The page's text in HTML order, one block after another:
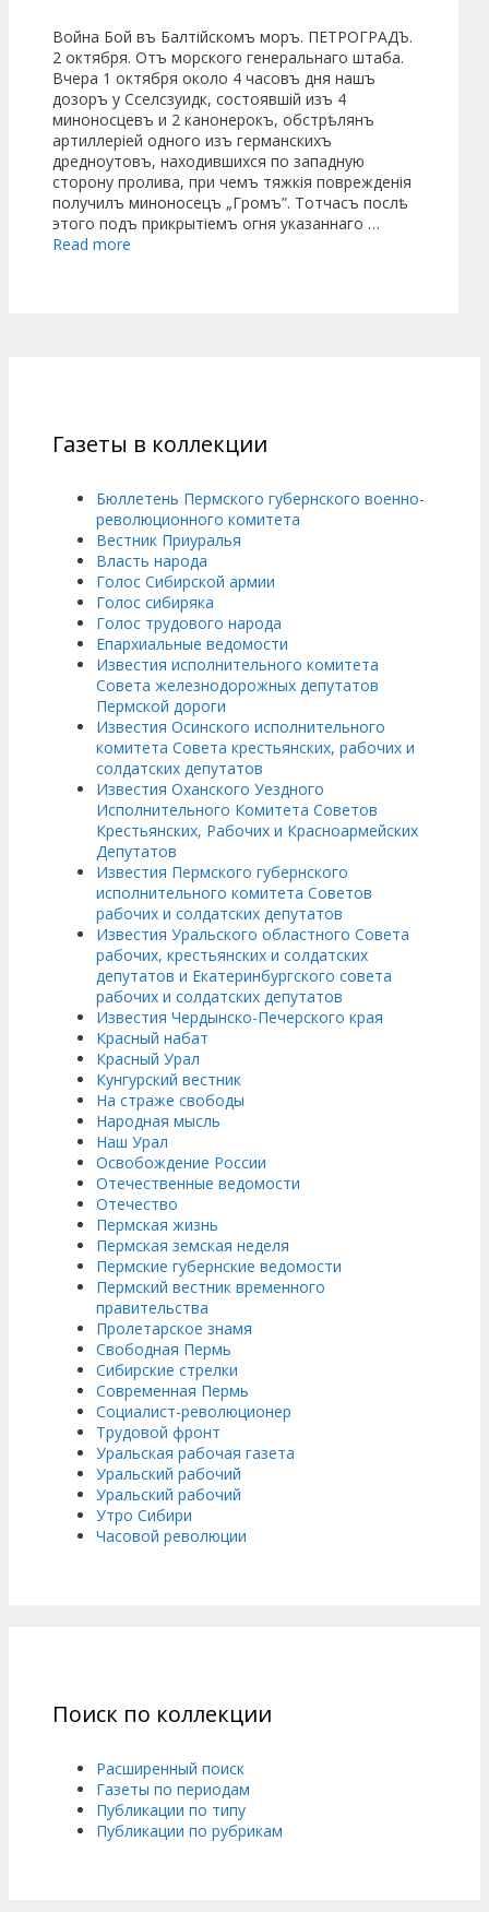
Война Бой въ Балтійскомъ моръ. ПЕТРОГРАДЪ.
2 октября. Отъ морского генеральнаго штаба.
Вчера 1 октября около 4 часовъ дня нашъ
дозоръ у Сселсзуидк, состоявшій изъ 4
миноносцевъ и 2 канонерокъ, обстрѣлянъ
артиллеріей одного изъ германскихъ
дредноутовъ, находившихся по западную
сторону пролива, при чемъ тяжкія поврежденія
получилъ миноносецъ „Громъ”. Тотчасъ послѣ
этого подъ прикрытіемъ огня указаннаго …
Read more
Газеты в коллекции
Бюллетень Пермского губернского военно-
революционного комитета
Вестник Приуралья
Власть народа
Голос Сибирской армии
Голос сибиряка
Голос трудового народа
Епархиальные ведомости
Известия исполнительного комитета
Совета железнодорожных депутатов
Пермской дороги
Известия Осинского исполнительного
комитета Совета крестьянских, рабочих и
солдатских депутатов
Известия Оханского Уездного
Исполнительного Комитета Советов
Крестьянских, Рабочих и Красноармейских
Депутатов
Известия Пермского губернского
исполнительного комитета Советов
рабочих и солдатских депутатов
Известия Уральского областного Совета
рабочих, крестьянских и солдатских
депутатов и Екатеринбургского совета
рабочих и солдатских депутатов
Известия Чердынско-Печерского края
Красный набат
Красный Урал
Кунгурский вестник
На страже свободы
Народная мысль
Наш Урал
Освобождение России
Отечественные ведомости
Отечество
Пермская жизнь
Пермская земская неделя
Пермские губернские ведомости
Пермский вестник временного
правительства
Пролетарское знамя
Свободная Пермь
Сибирские стрелки
Современная Пермь
Социалист-революционер
Трудовой фронт
Уральская рабочая газета
Уральский рабочий
Уральский рабочий
Утро Сибири
Часовой революции
Поиск по коллекции
Расширенный поиск
Газеты по периодам
Публикации по типу
Публикации по рубрикам